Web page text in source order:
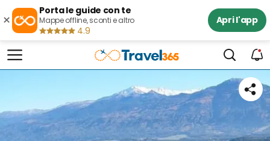
×
Porta le guide con te
Mappe offline, sconti e altro
4.9
Apri l'app